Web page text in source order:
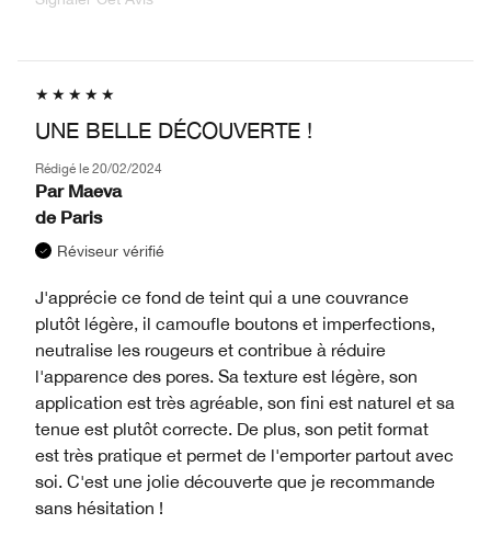
UNE BELLE DÉCOUVERTE !
Rédigé le 20/02/2024
Par Maeva
de Paris
Réviseur vérifié
J'apprécie ce fond de teint qui a une couvrance
plutôt légère, il camoufle boutons et imperfections,
neutralise les rougeurs et contribue à réduire
l'apparence des pores. Sa texture est légère, son
application est très agréable, son fini est naturel et sa
tenue est plutôt correcte. De plus, son petit format
est très pratique et permet de l'emporter partout avec
soi. C'est une jolie découverte que je recommande
sans hésitation !